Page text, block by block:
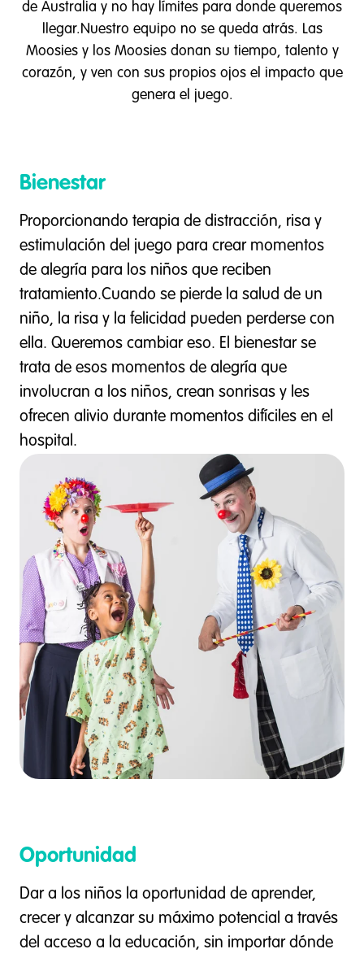
de Australia y no hay límites para donde queremos
llegar.Nuestro equipo no se queda atrás. Las
Moosies y los Moosies donan su tiempo, talento y
corazón, y ven con sus propios ojos el impacto que
genera el juego.
Bienestar
Proporcionando terapia de distracción, risa y
estimulación del juego para crear momentos
de alegría para los niños que reciben
tratamiento.Cuando se pierde la salud de un
niño, la risa y la felicidad pueden perderse con
ella. Queremos cambiar eso. El bienestar se
trata de esos momentos de alegría que
involucran a los niños, crean sonrisas y les
ofrecen alivio durante momentos difíciles en el
hospital.
Oportunidad
Dar a los niños la oportunidad de aprender,
crecer y alcanzar su máximo potencial a través
del acceso a la educación, sin importar dónde